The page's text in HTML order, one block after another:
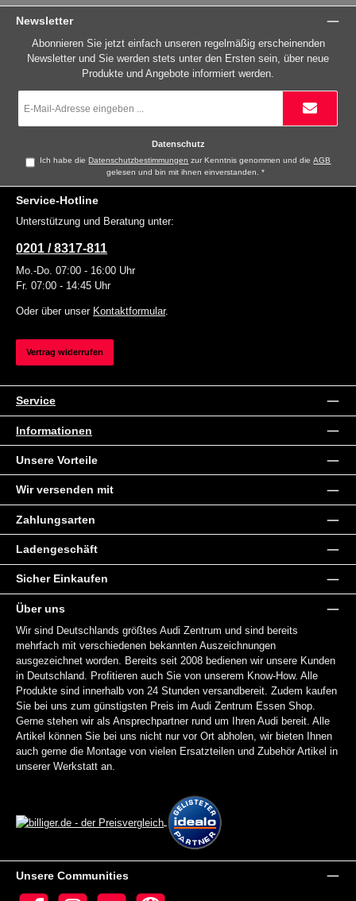
Newsletter
Abonnieren Sie jetzt einfach unseren regelmäßig erscheinenden
Newsletter und Sie werden stets unter den Ersten sein, über neue
Produkte und Angebote informiert werden.
Mail-
Datenschutz
Ich habe dieDatenschutzbestimmungen zur Kenntnis genommen und dieAGB
gelesen und bin mit ihnen einverstanden.*
Service-Hotline
Unterstützung und Beratung unter:
0201 / 8317-811
Mo.-Do. 07:00 - 16:00 Uhr
Fr. 07:00 - 14:45 Uhr
Oder über unser Kontaktformular.
Vertrag widerrufen
Service
Informationen
Unsere Vorteile
Wir versenden mit
Zahlungsarten
Ladengeschäft
Sicher Einkaufen
Über uns
Wir sind Deutschlands größtes Audi Zentrum und sind bereits
mehrfach mit verschiedenen bekannten Auszeichnungen
ausgezeichnet worden. Bereits seit 2008 bedienen wir unsere Kunden
in Deutschland. Profitieren auch Sie von unserem Know-How. Alle
Produkte sind innerhalb von 24 Stunden versandbereit. Zudem kaufen
Sie bei uns zum günstigsten Preis im Audi Zentrum Essen Shop.
Gerne stehen wir als Ansprechpartner rund um Ihren Audi bereit. Alle
Artikel können Sie bei uns nicht nur vor Ort abholen, wir bieten Ihnen
auch gerne die Montage von vielen Ersatzteilen und Zubehör Artikel in
unserer Werkstatt an.
Unsere Communities